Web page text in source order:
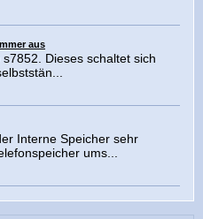
aus
Dieses schaltet sich
Interne Speicher sehr
ums...